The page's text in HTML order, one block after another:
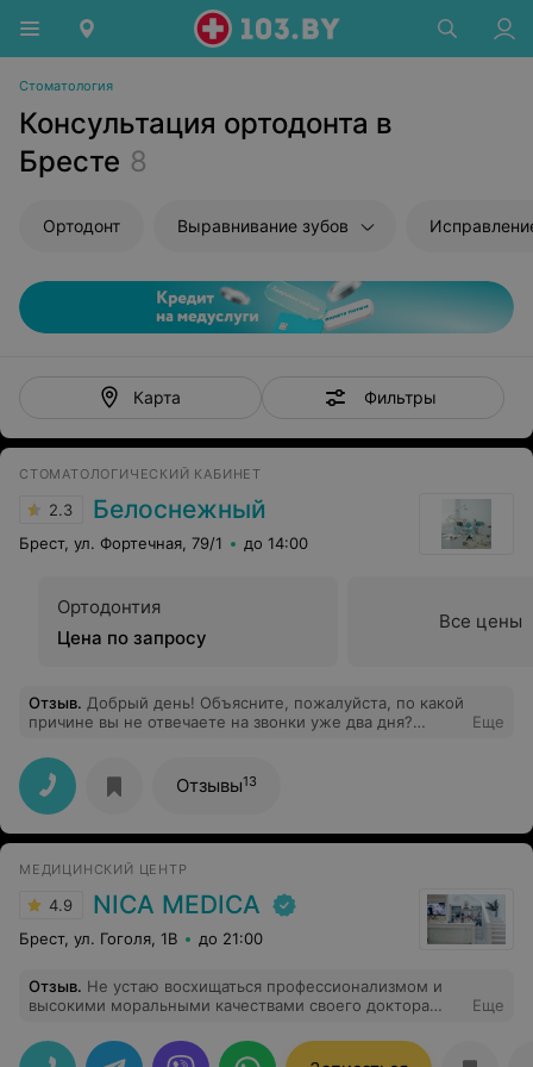
Стоматология
Консультация ортодонта в
Бресте 8
Ортодонт Выравнивание зубов
Карта Фильтры
СТОМАТОЛОГИЧЕСКИЙ КАБИНЕТ
2.3 Белоснежный
Брест, ул. Фортечная, 79/1 до 14:00
Ортодонтия
Цена по запросу
Все цены
Отзыв. Добрый день! Объясните, пожалуйста, по какой
причине вы не отвечаете на звонки уже два дня?
телефоны, а в ответ — ничего. Хорошо, я приехала к
вам, но, ой, закрыто. Хорошо, что было указано, что 28
января вы работаете с 13:00, ок, сейчас 13:22, а двери
всё ещё закрыты. На телефоны, которые указаны
ВЕЗДЕ, вы по-прежнему не отвечаете. Что
репутационные риски?
Еще
Отзывы13
МЕДИЦИНСКИЙ ЦЕНТР
4.9 NICA MEDICA
Брест, ул. Гоголя, 1B до 21:00
Отзыв. Не устаю восхищаться профессионализмом и
высокими моральными качествами своего доктора
брекеты, и благодаря именно ей у меня повысилась
самооценка и вера в себя. Она подарила мне улыбку с
Еще